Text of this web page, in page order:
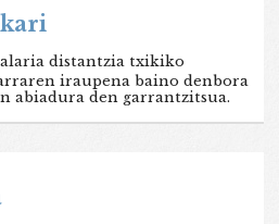
distantzia txikiko
iraupena baino denbora
abiadura den garrantzitsua.